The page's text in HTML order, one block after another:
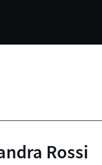
Rossi